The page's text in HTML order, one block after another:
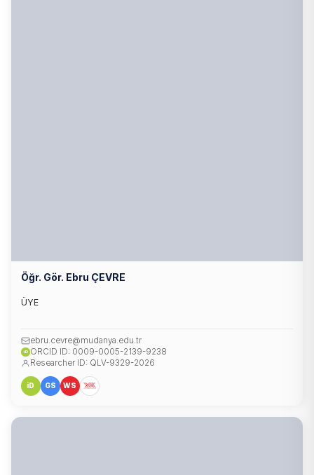
Öğr. Gör. Ebru ÇEVRE
ÜYE
ebru.cevre@mudanya.edu.tr
iD ORCID ID: 0009-0005-2139-9238
Researcher ID: QLV-9329-2026
iD GS WS